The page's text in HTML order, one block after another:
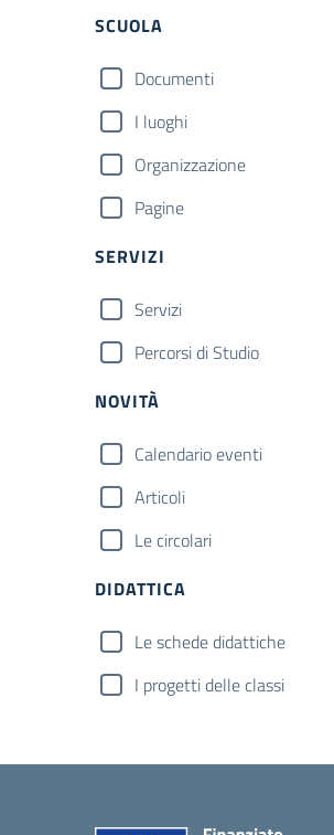
Filtri
SCUOLA
Documenti
I luoghi
Organizzazione
Pagine
SERVIZI
Servizi
Percorsi di Studio
NOVITÀ
Calendario eventi
Articoli
Le circolari
DIDATTICA
Le schede didattiche
I progetti delle classi